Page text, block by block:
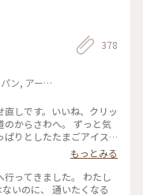
ン, アー
378
てもおいしい！ 暖かい
日だったので、すぐ近くの港で食べました✨ #からさわ #尾道
もっとみる
ってきました。 わたし
いのに、 通いたくなる